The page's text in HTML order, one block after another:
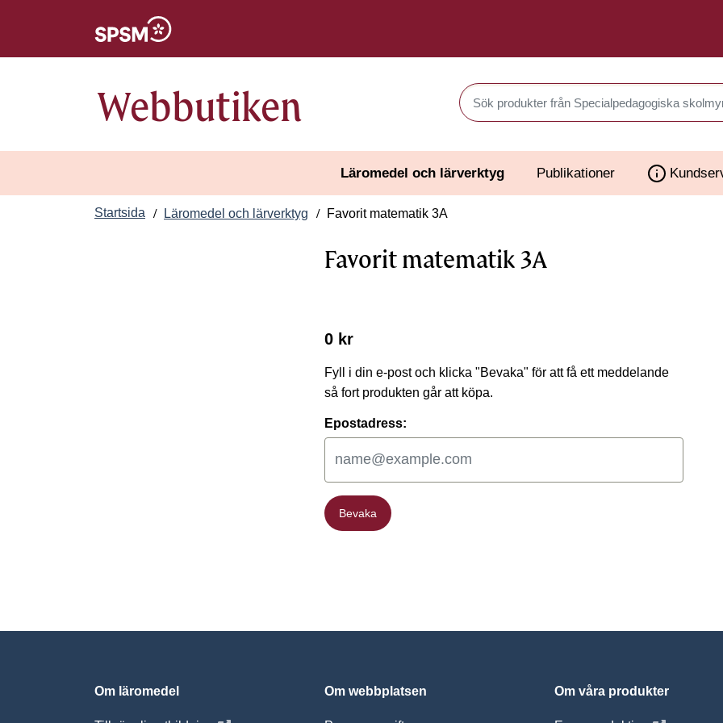
Webbutiken Sök produkter i Webbutiken
Läromedel och lärverktyg Publikationer
Startsida Läromedel och lärverktyg Favorit matematik 3A
Favorit matematik 3A
0 kr
Fyll i din e-post och klicka "Bevaka" för att få ett meddelande
så fort produkten går att köpa.
Epostadress:
Bevaka
Bevaka
Om läromedel Om webbplatsen Om våra produkter